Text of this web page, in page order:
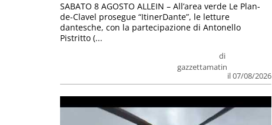
di
gazzettamatin
il 07/08/2026
SABATO 8 AGOSTO ALLEIN – All’area verde Le Plan-
de-Clavel prosegue “ItinerDante”, le letture
dantesche, con la partecipazione di Antonello
Pistritto (...